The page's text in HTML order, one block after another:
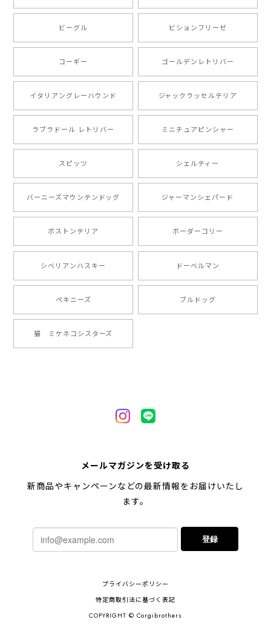
2024/10/28
注文受領連絡が無かったのでハラハラしましたが… 可
愛い商品が届きました！大満足です♪
【 自然に囲まれた ポメラニアン 】マグカップ 犬 ペット うちの子 犬グッズ ギフト プレゼント 母の日
りまして、元気な時の顔がそっくりだったので、注文し
ました。ありがとうございました。
2024/05/22
2024/05/04
2024/05/04
【 柴犬 毛色3色】マグカップ お家用 プレゼント コーギーブラザーズ 犬 うちの子
2024/02/10
した！とても早い対応でありがとうございました。 プ
レゼント用だったけど自分用にも買いたいと思います。
ありがとうございました！！！
ビーグル ビションフリーゼ
コーギー ゴールデンレトリバー
イタリアングレーハウンド ジャックラッセルテリア
ラブラドール レトリバー ミニチュアピンシャー
スピッツ シェルティー
バーニーズマウンテンドッグ ジャーマンシェパード
ボストンテリア ボーダーコリー
シベリアンハスキー ドーベルマン
ペキニーズ ブルドッグ
猫 ミケネコシスターズ
メールマガジンを受け取る
新商品やキャンペーンなどの最新情報をお届けいたし
ます。
登録
プライバシーポリシー
特定商取引法に基づく表記
COPYRIGHT © Corgibrothers